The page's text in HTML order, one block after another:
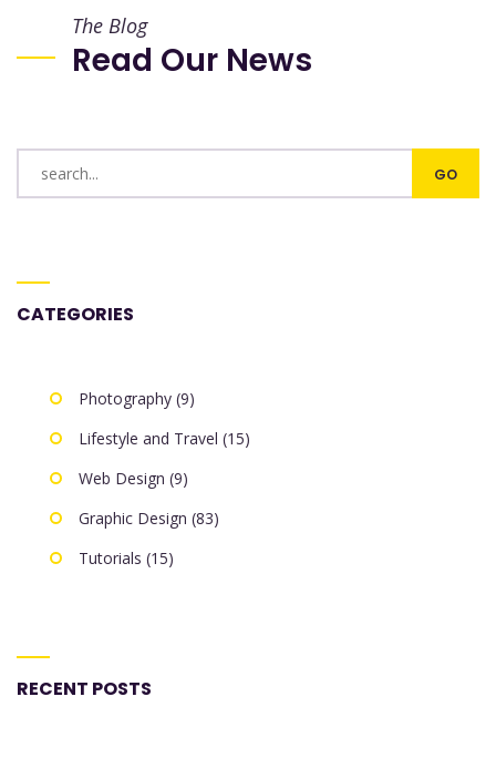
The Blog
Read Our News
CATEGORIES
Photography (9)
Lifestyle and Travel (15)
Web Design (9)
Graphic Design (83)
Tutorials (15)
RECENT POSTS